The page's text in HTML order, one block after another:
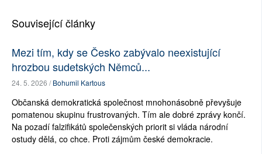
Související články
Mezi tím, kdy se Česko zabývalo neexistující
hrozbou sudetských Němců...
24. 5. 2026 /Bohumil Kartous
Občanská demokratická společnost mnohonásobně převyšuje
pomatenou skupinu frustrovaných. Tím ale dobré zprávy končí.
Na pozadí falzifikátů společenských priorit si vláda národní
ostudy dělá, co chce. Proti zájmům české demokracie.